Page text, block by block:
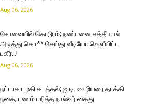
Aug 06, 2026
கோவையில் கொடூரம்; நண்பனை சுத்தியால்
அடித்து கொ** செய்து வீடியோ வெளீயிட்ட
பகீர்…!
Aug 06, 2026
நட்பாக பழகி கடத்தல்; ஐ.டி. ஊழியரை தாக்கி
நகை, பணம் பறித்த நால்வர் கைது